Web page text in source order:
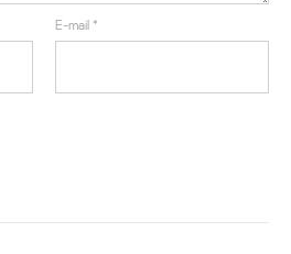
E-mail *